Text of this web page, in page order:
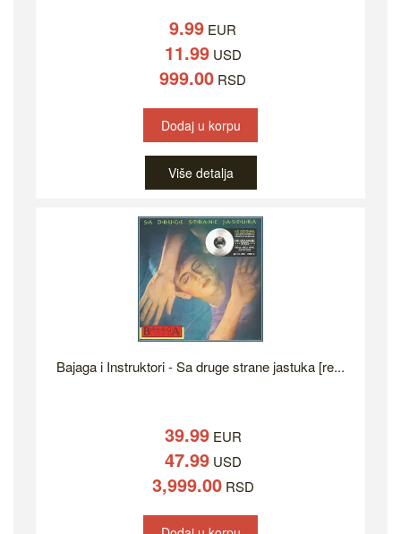
9.99 EUR
11.99USD
999.00 RSD
Dodaj u korpu
Više detalja
Bajaga i Instruktori - Sa druge strane jastuka [re...
39.99EUR
47.99USD
3,999.00RSD